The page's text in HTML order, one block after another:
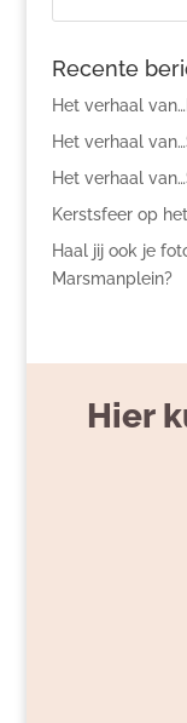
Recente
Het verhaal
Het verhaal
Het verhaal
Kerstsfeer op
Haal jij ook je
Marsmanplein?
Hier